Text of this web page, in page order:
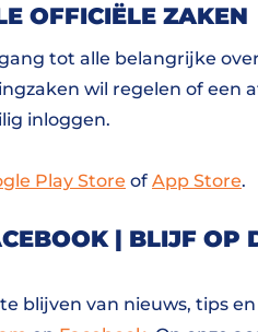
OFFICIËLE ZAKEN
tot alle belangrijke
wil regelen of een
inloggen.
Play Store of App Store.
| BLIJF OP
blijven van nieuws, tips